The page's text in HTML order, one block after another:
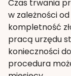
Czas trwania
w zależności
kompletność
pracą urzędu
konieczności
procedura